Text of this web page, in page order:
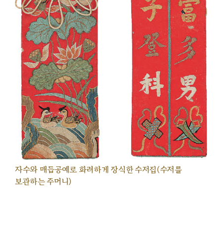
자수와 매듭공예로 화려하게 장식한 수저집(수저를
보관하는 주머니)